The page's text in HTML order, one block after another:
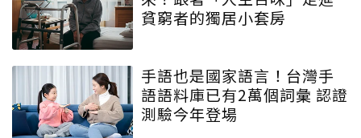
貧窮者的獨居小套房
手語也是國家語言！台灣手
語語料庫已有2萬個詞彙 認證
測驗今年登場